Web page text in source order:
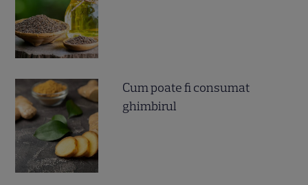
Cum poate fi consumat
ghimbirul